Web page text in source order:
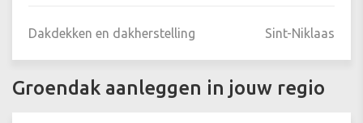
Dakdekken en dakherstelling Sint-Niklaas
Groendak aanleggen in jouw regio